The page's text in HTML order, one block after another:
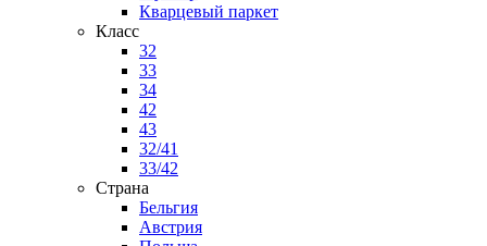
Кварцевый паркет
Класс
32
33
34
42
43
32/41
33/42
Страна
Бельгия
Австрия